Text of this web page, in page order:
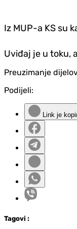
Iz MUP-a KS su
Uviđaj je u toku,
Preuzimanje
Podijeli:
Link je
Tagovi :